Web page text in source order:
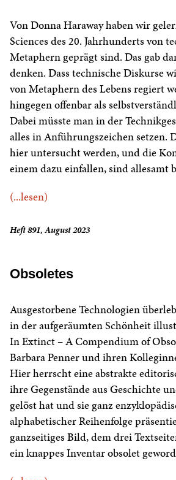
Von Donna Haraway haben wir
Sciences des 20. Jahrhunderts von
Metaphern geprägt sind. Das gab
denken. Dass technische Diskurse
von Metaphern des Lebens regiert
hingegen offenbar als
Dabei müsste man in der
alles in Anführungszeichen setzen.
hier untersucht werden, und die
einem dazu einfallen, sind allesamt
(...lesen)
Heft 891, August 2023
Obsoletes
Ausgestorbene Technologien
in der aufgeräumten Schönheit
In Extinct – A Compendium of
Barbara Penner und ihren
Hier herrscht eine abstrakte
ihre Gegenstände aus Geschichte
gelöst hat und sie ganz
alphabetischer Reihenfolge
ganzseitiges Bild, dem drei
ein knappes Inventar obsolet